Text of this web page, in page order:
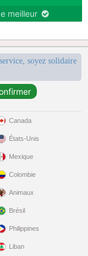
meilleur
soyez solidaire
Canada
États-Unis
Mexique
Colombie
Animaux
Brésil
Philippines
Liban